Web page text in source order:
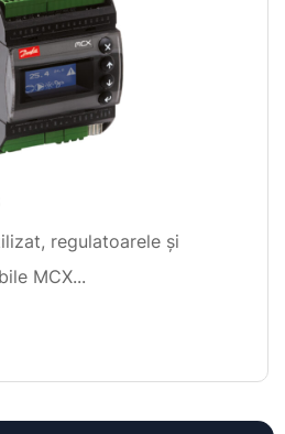
regulatoarele și
MCX...